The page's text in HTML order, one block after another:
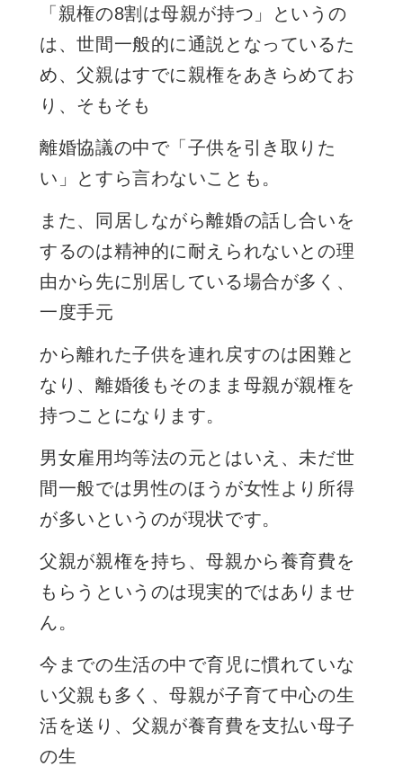
「 親権の8割は母親が持つ」というの
は、世間一般的に通説となっているた
め、父親はすでに親権をあきらめてお
り、そもそも
離婚協議の中で「子供を引き取りた
い」とすら言わないことも。
また、同居しながら離婚の話し合いを
するのは精神的に耐えられないとの理
由から先に別居している場合が多く、
一度手元
から離れた子供を連れ戻すのは困難と
なり、離婚後もそのまま母親が親権を
持つことになります。
男女雇用均等法の元とはいえ、未だ世
間一般では男性のほうが女性より所得
が多いというのが現状です。
父親が親権を持ち、母親から養育費を
もらうというのは現実的ではありませ
ん。
今までの生活の中で育児に慣れていな
い父親も多く、母親が子育て中心の生
活を送り、父親が養育費を支払い母子
の生